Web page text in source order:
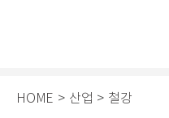
HOME > 산업 > 철강